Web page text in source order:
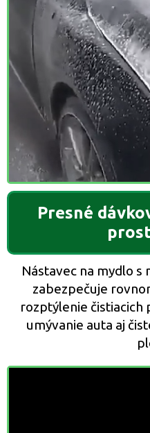
Presné
Nástavec na mydlo
zabezpečuje
rozptýlenie čistiacich
umývanie auta aj